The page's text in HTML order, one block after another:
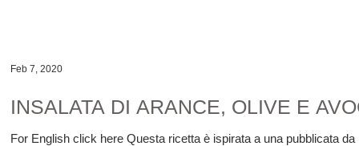
INSALATA DI ARANCE, OLIVE E
For English click here Questa ricetta è ispirata a una pubblicata
Feb 7, 2020